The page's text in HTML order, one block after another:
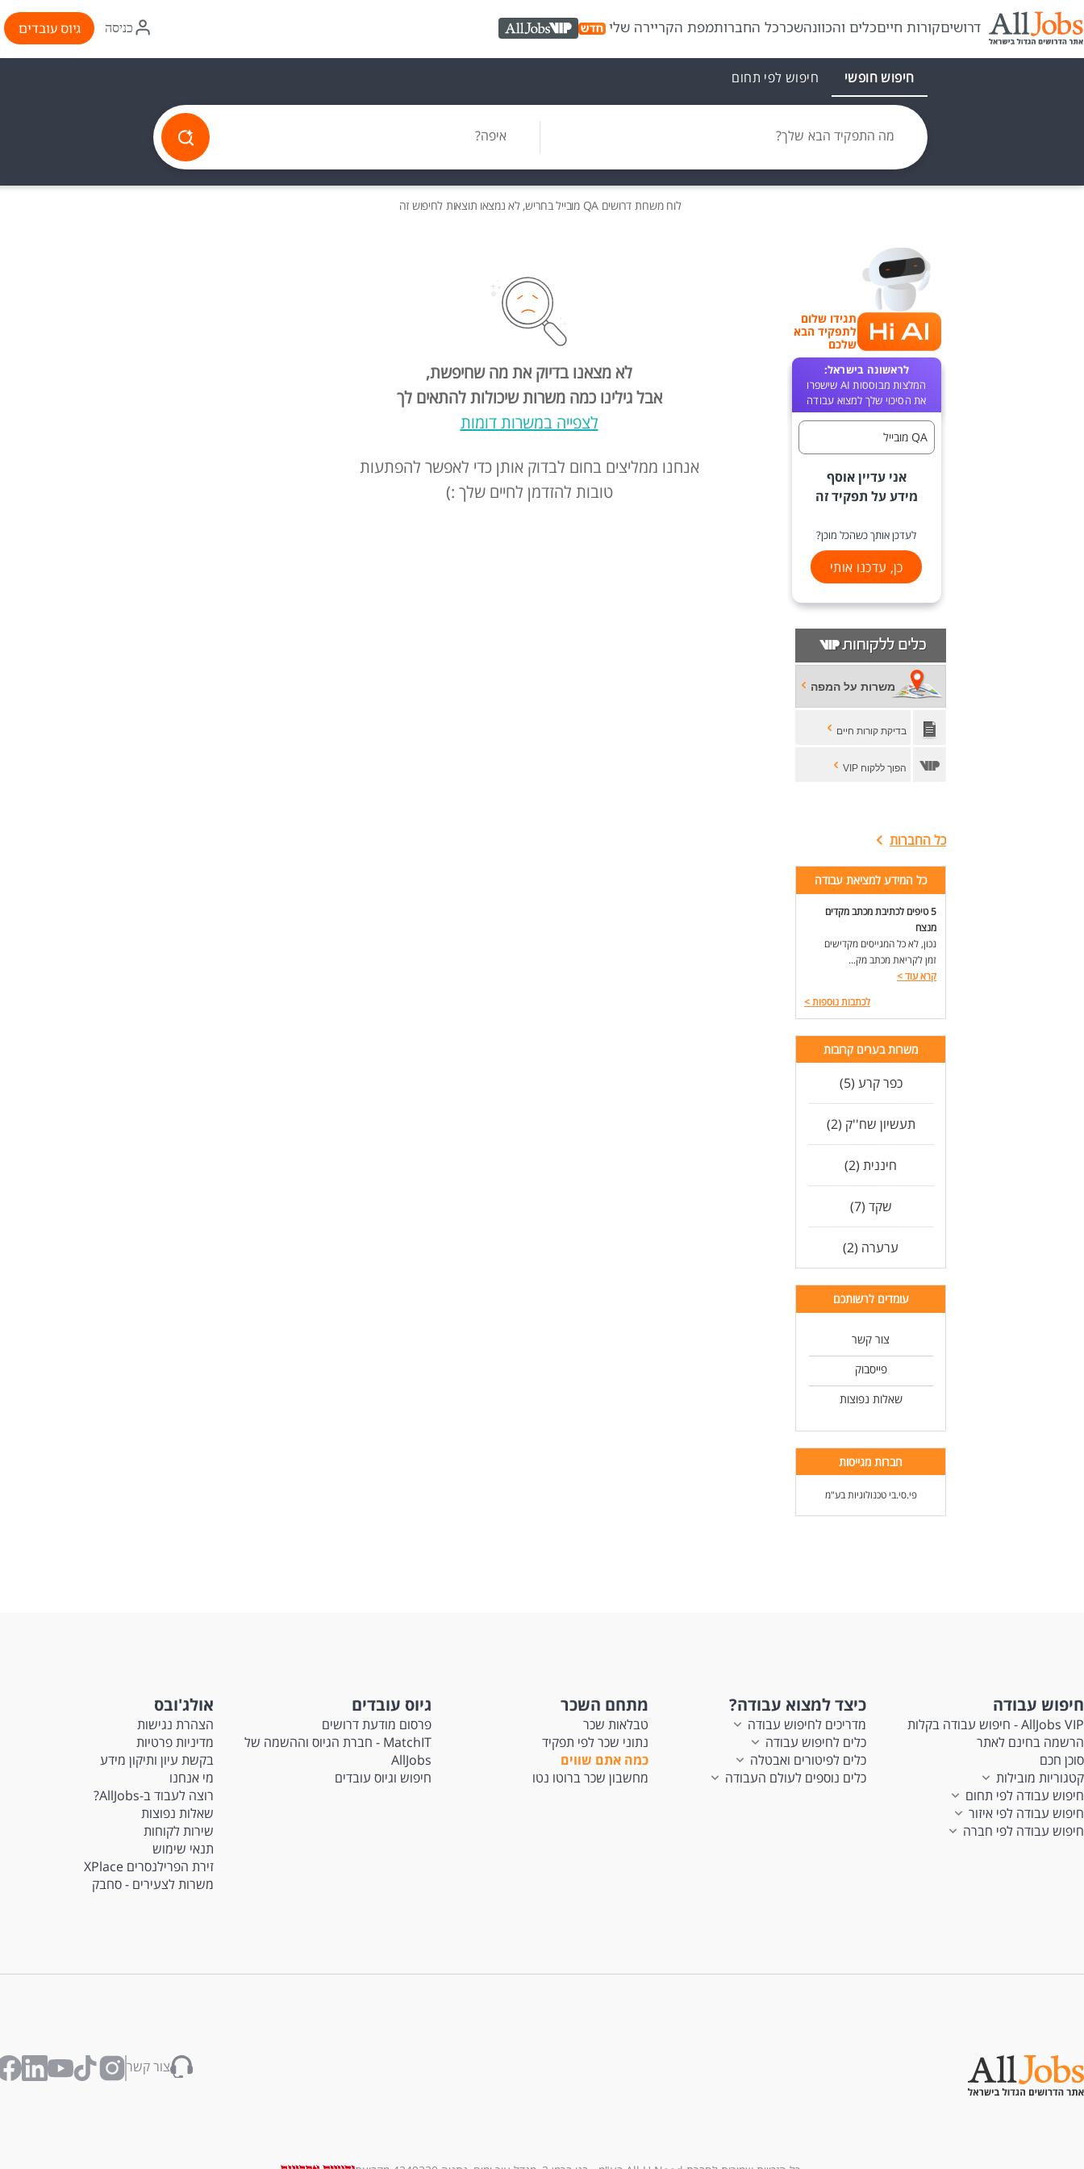
דרושיםקורות חייםכלים והכוונהשכרכל החברותמפת הקריירה שלי AllJobs VIP
איקון
התחברות
כניסה גיוס עובדים
חיפוש חופשי חיפוש לפי תחום
מה התפקיד הבא שלך? איפה?
לוח משרות דרושים
תגידו שלום
לתפקיד הבא
שלכם
לראשונה בישראל:
המלצות מבוססות AI שישפרו
את הסיכוי שלך למצוא עבודה
QA מובייל
אני עדיין אוסף
מידע על תפקיד זה
לעדכן אותך כשהכל מוכן?
כן, עדכנו אותי
משרות על המפה
בדיקת קורות חיים
הפוך ללקוח VIP
כל החברות
כל המידע למציאת עבודה
5 טיפים לכתיבת מכתב מקדים
מנצח
נכון, לא כל המגייסים מקדישים
זמן לקריאת מכתב מק...
קרא עוד>
לכתבות נוספות>
משרות בערים קרובות
כפר קרע (5)
תעשיון שח''ק (2)
חיננית (2)
שקד (7)
ערערה (2)
עומדים לרשותכם
צור קשר
פייסבוק
שאלות נפוצות
חברות מגייסות
פי.סי.בי טכנולוגיות בע"מ
לא מצאנו בדיוק את מה שחיפשת,
אבל גילינו כמה משרות שיכולות להתאים לך
לצפייה במשרות דומות
אנחנו ממליצים בחום לבדוק אותן כדי לאפשר להפתעות
טובות להזדמן לחיים שלך :)
חיפוש עבודה
AllJobs VIP - חיפוש עבודה בקלות
הרשמה בחינם לאתר
סוכן חכם
קטגוריות מובילות
חיפוש עבודה לפי תחום
חיפוש עבודה לפי איזור
חיפוש עבודה לפי חברה
כיצד למצוא עבודה?
מדריכים לחיפוש עבודה
כלים לחיפוש עבודה
כלים לפיטורים ואבטלה
כלים נוספים לעולם העבודה
מתחם השכר
טבלאות שכר
נתוני שכר לפי תפקיד
כמה אתם שווים
מחשבון שכר ברוטו נטו
גיוס עובדים
פרסום מודעת דרושים
MatchIT - חברת הגיוס וההשמה של
AllJobs
חיפוש וגיוס עובדים
אולג'ובס
הצהרת נגישות
מדיניות פרטיות
בקשת עיון ותיקון מידע
מי אנחנו
רוצה לעבוד ב-AllJobs?
שאלות נפוצות
שירות לקוחות
תנאי שימוש
זירת הפרילנסרים XPlace
משרות לצעירים - סחבק
צור קשר